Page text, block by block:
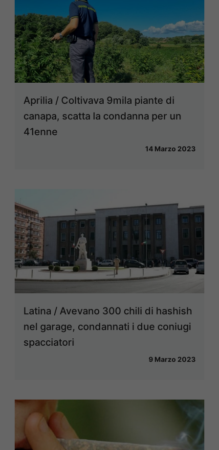
Aprilia / Coltivava 9mila piante di
canapa, scatta la condanna per un
41enne
14 Marzo 2023
Latina / Avevano 300 chili di hashish
nel garage, condannati i due coniugi
spacciatori
9 Marzo 2023